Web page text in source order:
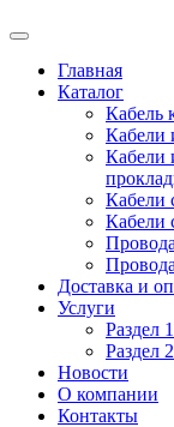
Главная
Каталог
Кабель
Кабели
Кабели
Кабели
Кабели
Доставка и
Услуги
Раздел 1
Раздел 2
Новости
О компании
Контакты